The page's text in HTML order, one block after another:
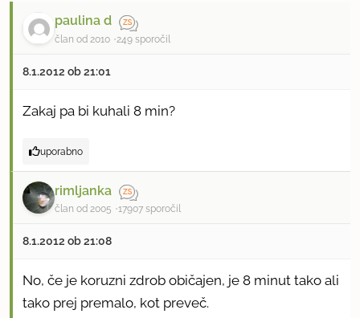
paulina d
član od 2010 249 sporočil
8.1.2012 ob 21:01
Zakaj pa bi kuhali 8 min?
uporabno
rimljanka
član od 2005 17907 sporočil
8.1.2012 ob 21:08
No, če je koruzni zdrob običajen, je 8 minut tako ali
tako prej premalo, kot preveč.